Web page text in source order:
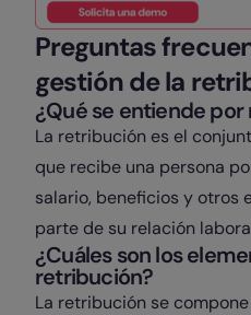
Preguntas
gestión de la
¿Qué se entiende
La retribución es el
que recibe una persona
salario, beneficios y otros
parte de su relación
¿Cuáles son los
retribución?
La retribución se